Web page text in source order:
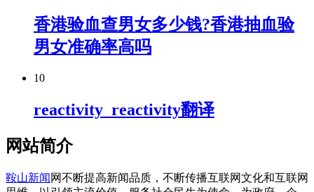
香港验血查男女多少钱?香港抽血验
男女准确率高吗
10
reactivity_reactivity翻译
网站简介
鞍山新闻 网不断提高新闻品质，不断传播互联网文化和互联网